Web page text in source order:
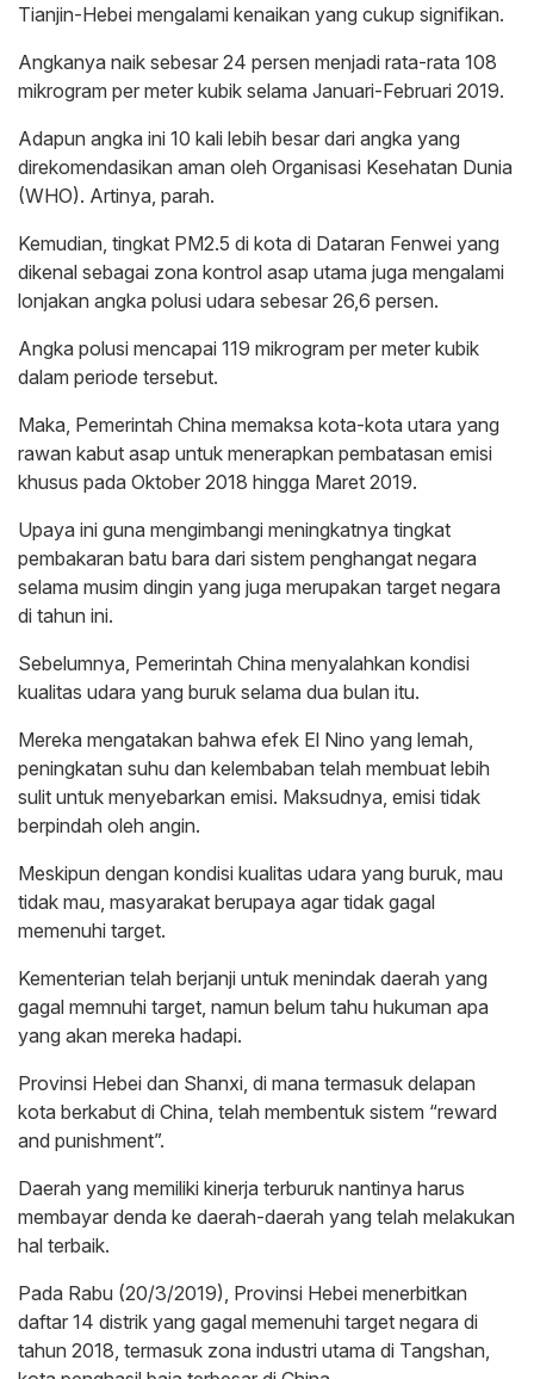
Tianjin-Hebei mengalami kenaikan yang cukup signifikan.
Angkanya naik sebesar 24 persen menjadi rata-rata 108
mikrogram per meter kubik selama Januari-Februari 2019.
Adapun angka ini 10 kali lebih besar dari angka yang
direkomendasikan aman oleh Organisasi Kesehatan Dunia
(WHO). Artinya, parah.
Kemudian, tingkat PM2.5 di kota di Dataran Fenwei yang
dikenal sebagai zona kontrol asap utama juga mengalami
lonjakan angka polusi udara sebesar 26,6 persen.
Angka polusi mencapai 119 mikrogram per meter kubik
dalam periode tersebut.
Maka, Pemerintah China memaksa kota-kota utara yang
rawan kabut asap untuk menerapkan pembatasan emisi
khusus pada Oktober 2018 hingga Maret 2019.
Upaya ini guna mengimbangi meningkatnya tingkat
pembakaran batu bara dari sistem penghangat negara
selama musim dingin yang juga merupakan target negara
di tahun ini.
Sebelumnya, Pemerintah China menyalahkan kondisi
kualitas udara yang buruk selama dua bulan itu.
Mereka mengatakan bahwa efek El Nino yang lemah,
peningkatan suhu dan kelembaban telah membuat lebih
sulit untuk menyebarkan emisi. Maksudnya, emisi tidak
berpindah oleh angin.
Meskipun dengan kondisi kualitas udara yang buruk, mau
tidak mau, masyarakat berupaya agar tidak gagal
memenuhi target.
Kementerian telah berjanji untuk menindak daerah yang
gagal memnuhi target, namun belum tahu hukuman apa
yang akan mereka hadapi.
Provinsi Hebei dan Shanxi, di mana termasuk delapan
kota berkabut di China, telah membentuk sistem “reward
and punishment”.
Daerah yang memiliki kinerja terburuk nantinya harus
membayar denda ke daerah-daerah yang telah melakukan
hal terbaik.
Pada Rabu (20/3/2019), Provinsi Hebei menerbitkan
daftar 14 distrik yang gagal memenuhi target negara di
tahun 2018, termasuk zona industri utama di Tangshan,